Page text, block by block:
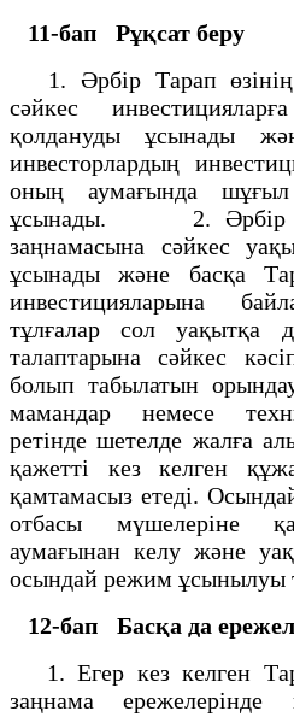
11-бап
Рұқсат беру
1. Әрбір Тарап өзінің
сәйкес
қолдануды ұсынады
инвесторлардың
оның аумағында шұғыл
ұсынады. 2. Әрбір
заңнамасына сәйкес
ұсынады және басқа
инвестицияларына
тұлғалар сол уақытқа
талаптарына сәйкес
болып табылатын
мамандар немесе
ретінде шетелде жалға
қажетті кез келген
қамтамасыз етеді.
отбасы мүшелеріне
аумағынан келу және
осындай режим ұсынылуы
12-бап
Басқа да
1. Егер кез келген
заңнама ережелерінде